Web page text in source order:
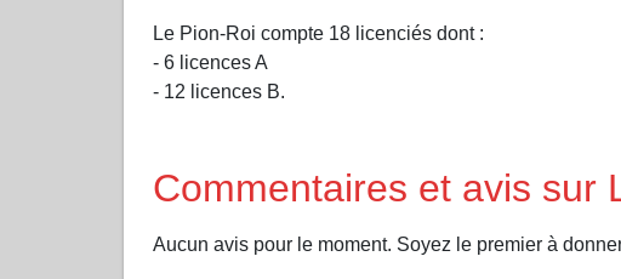
Le Pion-Roi compte 18 licenciés dont :
- 6 licences A
- 12 licences B.
Commentaires et avis sur
Aucun avis pour le moment. Soyez le premier à